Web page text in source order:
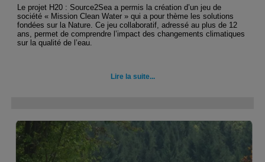
Le projet H20 : Source2Sea a permis la création d’un jeu de
société « Mission Clean Water » qui a pour thème les solutions
fondées sur la Nature. Ce jeu collaboratif, adressé au plus de 12
ans, permet de comprendre l’impact des changements climatiques
sur la qualité de l’eau.
Lire la suite...